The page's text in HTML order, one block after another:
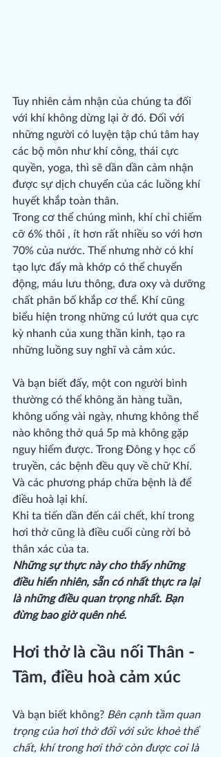
Tuy nhiên cảm nhận của chúng ta đối
với khí không dừng lại ở đó. Đối với
những người có luyện tập chú tâm hay
các bộ môn như khí công, thái cực
quyền, yoga, thì sẽ dần dần cảm nhận
được sự dịch chuyển của các luồng khí
huyết khắp toàn thân.
Trong cơ thể chúng mình, khí chỉ chiếm
cỡ 6% thôi , ít hơn rất nhiều so với hơn
70% của nước. Thế nhưng nhờ có khí
tạo lực đẩy mà khớp có thể chuyển
động, máu lưu thông, đưa oxy và dưỡng
chất phân bố khắp cơ thể. Khí cũng
biểu hiện trong những cú lướt qua cực
kỳ nhanh của xung thần kinh, tạo ra
những luồng suy nghĩ và cảm xúc.
Và bạn biết đấy, một con người bình
thường có thể không ăn hàng tuần,
không uống vài ngày, nhưng không thể
nào không thở quá 5p mà không gặp
nguy hiểm được. Trong Đông y học cổ
truyền, các bệnh đều quy về chữ Khí.
Và các phương pháp chữa bệnh là để
điều hoà lại khí.
Khi ta tiến dần đến cái chết, khí trong
hơi thở cũng là điều cuối cùng rời bỏ
thân xác của ta.
Những sự thực này cho thấy những
điều hiển nhiên, sẵn có nhất thực ra lại
là những điều quan trọng nhất. Bạn
đừng bao giờ quên nhé.
Hơi thở là cầu nối Thân -
Tâm, điều hoà cảm xúc
Và bạn biết không? Bên cạnh tầm quan
trọng của hơi thở đối với sức khoẻ thể
chất, khí trong hơi thở còn được coi là